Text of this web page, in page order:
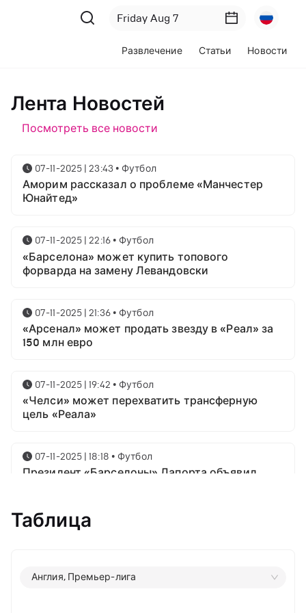
Развлечение Статьи Новости
Лента Новостей
Посмотреть все новости
07-11-2025 | 23:43 • Футбол
Аморим рассказал о проблеме «Манчестер
Юнайтед»
07-11-2025 | 22:16 • Футбол
«Барселона» может купить топового
форварда на замену Левандовски
07-11-2025 | 21:36 • Футбол
«Арсенал» может продать звезду в «Реал» за
150 млн евро
07-11-2025 | 19:42 • Футбол
«Челси» может перехватить трансферную
цель «Реала»
07-11-2025 | 18:18 • Футбол
Президент «Барселоны» Лапорта объявил
07-11-2025 | 16:23
ФИФА
Таблица
Англия, Премьер-лига